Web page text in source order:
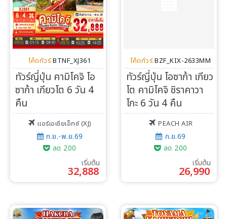
โค้ดทัวร์ BTNF_XJ361
ทัวร์ญี่ปุ่น คามิโคจิ โอ
ซาก้า เกียวโต 6 วัน 4
คืน
แอร์เอเชียเอ็กซ์ (XJ)
ก.ย.-พ.ย.69
ลด 200
เริ่มต้น
32,888
โค้ดทัวร์ BZF_KIX-2633MM
ทัวร์ญี่ปุ่น โอซาก้า เกียว
โต คามิโคจิ ชิราคาวา
โกะ 6 วัน 4 คืน
PEACH AIR
ก.ย.69
ลด 200
เริ่มต้น
26,990